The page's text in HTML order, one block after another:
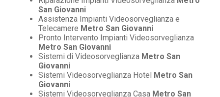
San Giovanni
Assistenza Impianti Videosorveglianza e
Telecamere Metro San Giovanni
Pronto Intervento Impianti Videosorveglianza
Metro San Giovanni
Sistemi di Videosorveglianza Metro San
Giovanni
Sistemi Videosorveglianza Hotel Metro San
Giovanni
Sistemi Videosorveglianza Casa Metro San